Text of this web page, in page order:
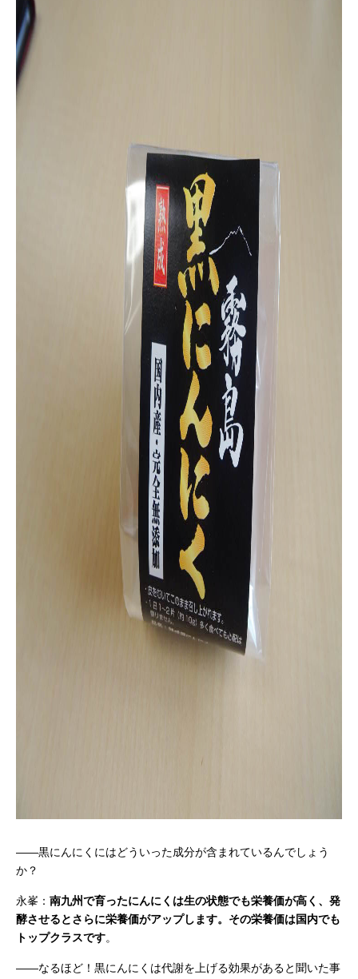
——黒にんにくにはどういった成分が含まれているんでしょう
か？
永峯： 南九州で育ったにんにくは生の状態でも栄養価が高く、発
酵させるとさらに栄養価がアップします。その栄養価は国内でも
トップクラスです。
——なるほど！黒にんにくは代謝を上げる効果があると聞いた事